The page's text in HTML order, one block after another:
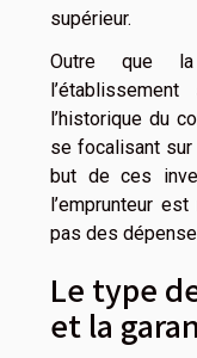
supérieur.
Outre que la
l’historique du
se focalisant
but de ces
l’emprunteur
pas des
Le type
et la